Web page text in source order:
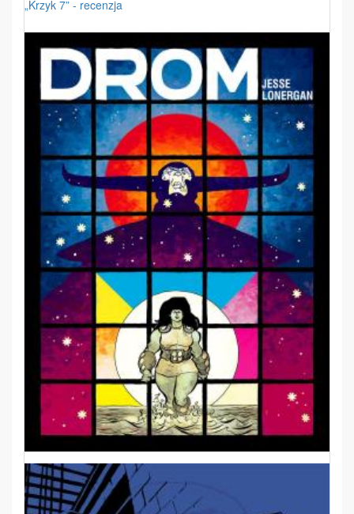
„Krzyk 7” - recenzja